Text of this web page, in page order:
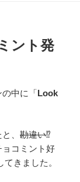
ント発
中に「Look
、 勘違い⁉
コミント好
きました。